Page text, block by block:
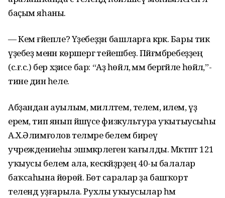
баҫым яһаны.
— Кем ғәйепле? Үҙебеҙҙән башларға кәрәк. Бары тик
үҙебеҙ менән көрәшергә тейешбеҙ. Пәйғәмбәребеҙҙең
(с.ғ.с.) бер хәҙисе бар: “Аҙ һөйлә, әммә берәгәйле һөйлә,”-
тине дин әһеле.
Абҙандан ауылым, милләтем, телем, илем, үҙ
ерем, тип янып йәшәүсе физкультура уҡытыусыһы
А.Х.Әлимғолов телмәре белем биреү
учреждениеһы эшмәкәрлегенә ҡағылды. Мәктәптә 121
уҡыусы белем ала, кескәйҙәрҙең 40-ы балалар
баҡсаһына йөрөй. Бөтә саралар ҙа башҡорт
телендә уҙғарыла. Рухлы уҡыусылар һәм